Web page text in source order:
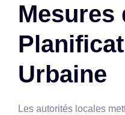
Mesures
Urbaine
Les autorités locales